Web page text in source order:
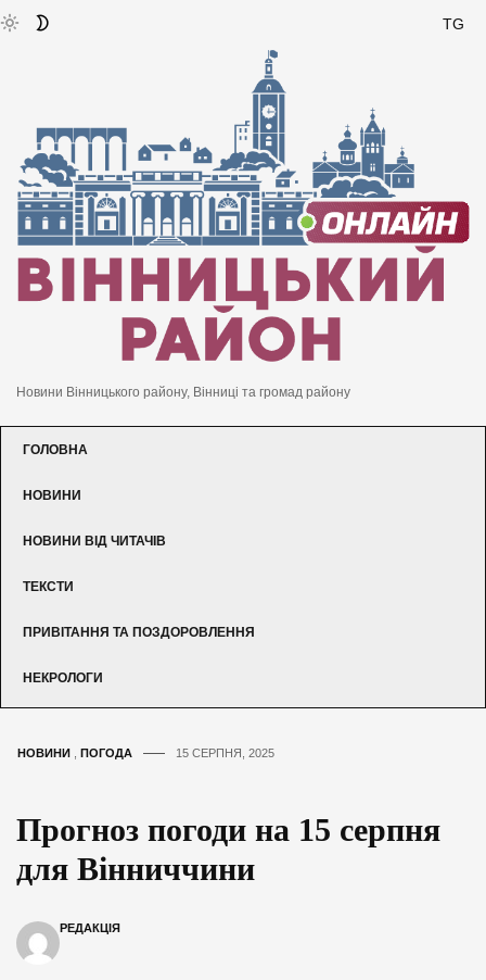
TG
Новини Вінницького району, Вінниці та громад району
ГОЛОВНА
НОВИНИ
НОВИНИ ВІД ЧИТАЧІВ
ТЕКСТИ
ПРИВІТАННЯ ТА ПОЗДОРОВЛЕННЯ
НЕКРОЛОГИ
НОВИНИ ПОГОДА 15 СЕРПНЯ, 2025
Прогноз погоди на 15 серпня
для Вінниччини
РЕДАКЦІЯ